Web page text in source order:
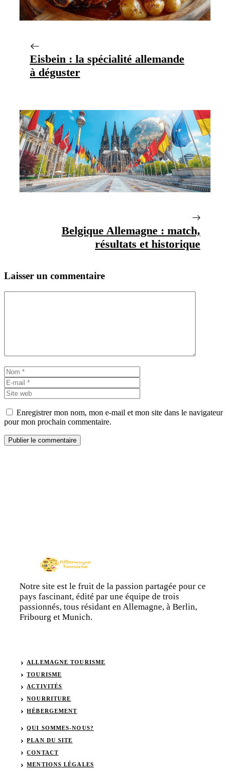
Eisbein : la spécialité allemande
à déguster
Belgique Allemagne : match,
résultats et historique
Laisser un commentaire
Nom
mail
web
Enregistrer mon nom, mon e-mail et mon site dans le navigateur
pour mon prochain commentaire.
Notre site est le fruit de la passion partagée pour ce
pays fascinant, édité par une équipe de trois
passionnés, tous résidant en Allemagne, à Berlin,
Fribourg et Munich.
ALLEMAGNE TOURISME
TOURISME
ACTIVITÉS
NOURRITURE
HÉBERGEMENT
QUI SOMMES-NOUS?
PLAN DU SITE
CONTACT
MENTIONS LÉGALES